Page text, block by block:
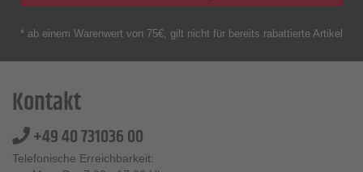
* ab einem Warenwert von 75€, gilt nicht für bereits rabattierte Artikel
Kontakt
+49 40 731036 00
Telefonische Erreichbarkeit: